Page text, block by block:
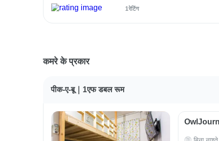
1रेटिंग
कमरे के प्रकार
पीक-ए-बू｜1एफ डबल रूम